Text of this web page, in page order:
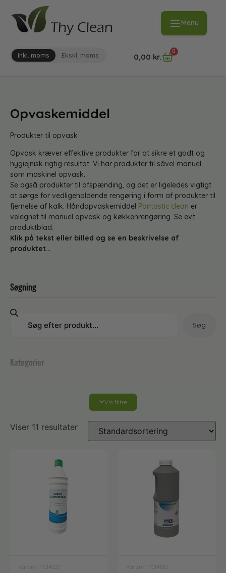
Menu
Inkl. moms Ekskl. moms 0,00 kr.
0
Opvaskemiddel
Produkter til opvask
Opvask kræver effektive produkter for at sikre et godt og
hygiejnisk rigtig resultat. Vi har produkter til såvel manuel
som maskinel opvask.
Se også produkter til afspænding, og det er ligeledes vigtigt
at sørge for vedligeholdende rengøring i form af produkter til
fjernelse af kalk. Håndopvaskemiddel Pantastic clean er
velegnet til manuel opvask og køkkenrengøring. Se evt.
produktblad.
Klik på tekst eller billed og se en beskrivelse af
produktet…
Søgning
Søg
Kategorier
Bad- og toiletrengøring
Grundrens
Vis filtre
Viser 11 resultater
Varenr: TC14521 Varenr: TC14120